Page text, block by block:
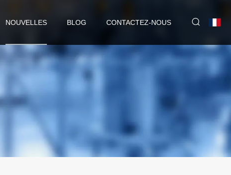
NOUVELLES BLOG CONTACTEZ-NOUS